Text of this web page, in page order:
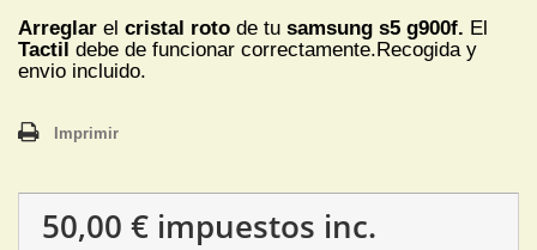
Arreglar el cristal roto de tu samsung s5 g900f. El
Tactil debe de funcionar correctamente.Recogida y
envio incluido.
Imprimir
50,00 € impuestos inc.